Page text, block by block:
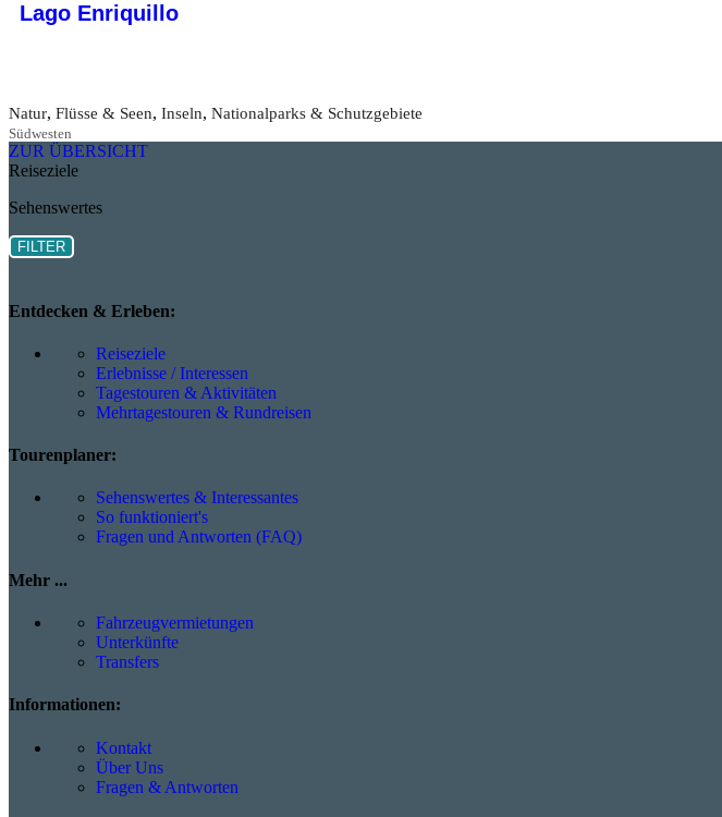
Lago Enriquillo
Natur, Flüsse & Seen, Inseln, Nationalparks & Schutzgebiete
Südwesten
ZUR ÜBERSICHT
Reiseziele
Sehenswertes
FILTER
Entdecken & Erleben:
Reiseziele
Erlebnisse / Interessen
Tagestouren & Aktivitäten
Mehrtagestouren & Rundreisen
Tourenplaner:
Sehenswertes & Interessantes
So funktioniert's
Fragen und Antworten (FAQ)
Mehr ...
Fahrzeugvermietungen
Unterkünfte
Transfers
Informationen:
Kontakt
Über Uns
Fragen & Antworten